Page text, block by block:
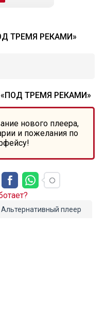
ТРЕМЯ РЕКАМИ»
ТРЕМЯ РЕКАМИ»
нового плеера,
и пожелания по
Альтернативный плеер